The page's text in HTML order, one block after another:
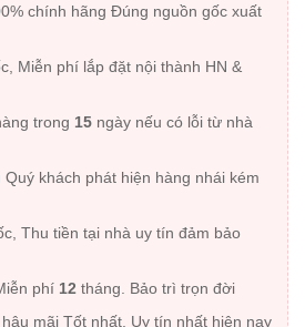
chính hãng Đúng nguồn gốc xuất
Miễn phí lắp đặt nội thành HN &
trong 15 ngày nếu có lỗi từ nhà
Quý khách phát hiện hàng nhái kém
Thu tiền tại nhà uy tín đảm bảo
phí 12 tháng. Bảo trì trọn đời
mãi Tốt nhất, Uy tín nhất hiện nay